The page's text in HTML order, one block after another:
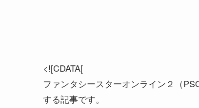
<![CDATA[
ファンタシースターオンライン２（
する記事です。